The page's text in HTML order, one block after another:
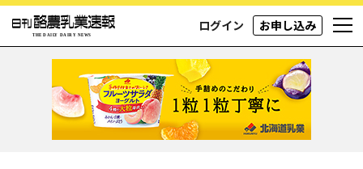
ログイン お申し込み